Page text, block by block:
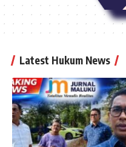
Latest Hukum News